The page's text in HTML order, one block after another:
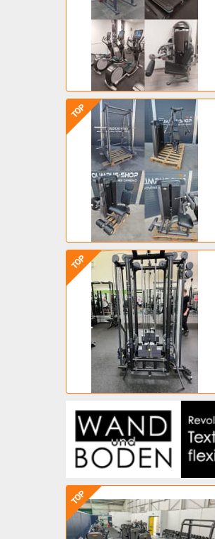
TOP
TOP
TOP